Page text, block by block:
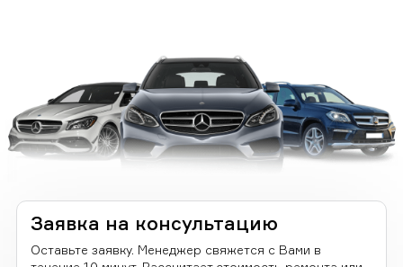
Заявка на консультацию
Оставьте заявку. Менеджер свяжется с Вами в